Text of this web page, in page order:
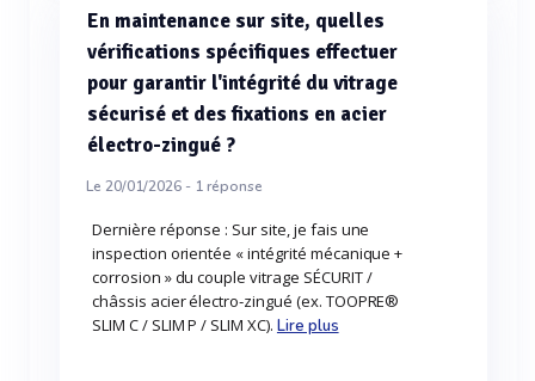
En maintenance sur site, quelles
vérifications spécifiques effectuer
pour garantir l'intégrité du vitrage
sécurisé et des fixations en acier
électro-zingué ?
Le 20/01/2026 - 1réponse
Dernière réponse : Sur site, je fais une
inspection orientée « intégrité mécanique +
corrosion » du couple vitrage SÉCURIT /
châssis acier électro‑zingué (ex. TOOPRE®
SLIM C / SLIM P / SLIM XC). Lire plus